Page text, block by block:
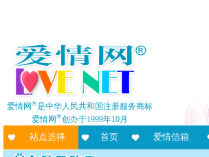
爱情网®是中华人民共和国注册服务商标
爱情网®创办于1999年10月
站点选择 首页 爱情信箱